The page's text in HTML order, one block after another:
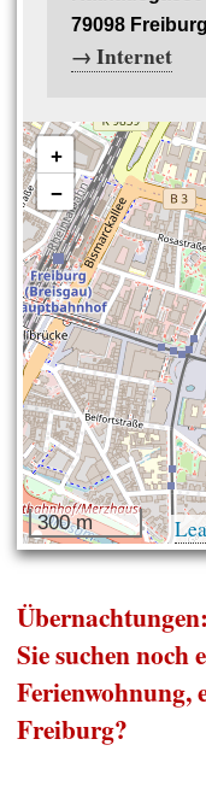
79098 Freiburg
→ Internet
+
−
300 m
Übernachtungen:
Sie suchen noch
Freiburg?